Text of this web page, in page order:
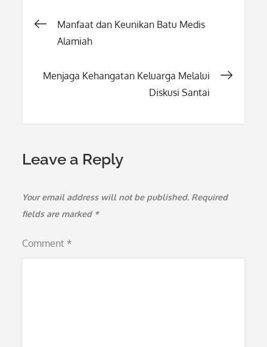
Post
Manfaat dan Keunikan Batu Medis
Alamiah
Menjaga Kehangatan Keluarga Melalui
Diskusi Santai
Leave a Reply
Your email address will not be published. Required
fields are marked *
Comment *